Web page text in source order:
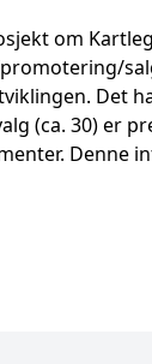
om
Det
(ca. 30) er
Denne